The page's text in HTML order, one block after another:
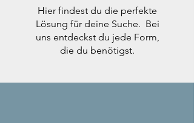
Hier findest du die perfekte
Lösung für deine Suche. Bei
uns entdeckst du jede Form,
die du benötigst.